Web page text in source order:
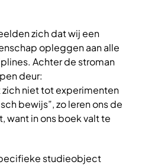
zich dat wij een
opleggen aan alle
Achter de stroman
deur:
niet tot experimenten
bewijs”, zo leren ons de
want in ons boek valt te
studieobject